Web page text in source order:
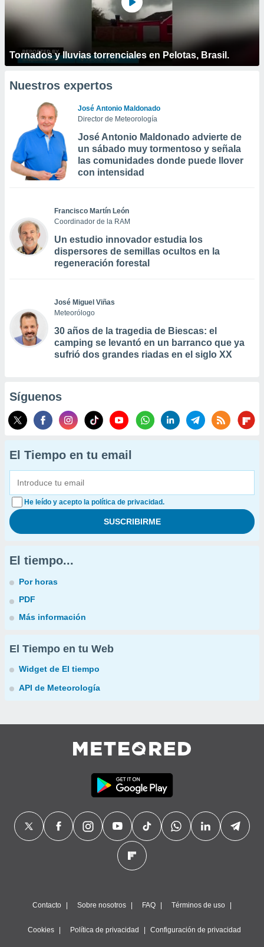
Tornados y lluvias torrenciales en Pelotas, Brasil.
Nuestros expertos
José Antonio Maldonado
Director de Meteorología
José Antonio Maldonado advierte de
un sábado muy tormentoso y señala
las comunidades donde puede llover
con intensidad
Francisco Martín León
Coordinador de la RAM
Un estudio innovador estudia los
dispersores de semillas ocultos en la
regeneración forestal
José Miguel Viñas
Meteorólogo
30 años de la tragedia de Biescas: el
camping se levantó en un barranco que ya
sufrió dos grandes riadas en el siglo XX
Síguenos
El Tiempo en tu email
He leído y acepto la política de privacidad.
El tiempo...
Por horas
PDF
Más información
El Tiempo en tu Web
Widget de El tiempo
API de Meteorología
Contacto Sobre nosotros FAQ Términos de uso
Cookies Política de privacidad Configuración de privacidad